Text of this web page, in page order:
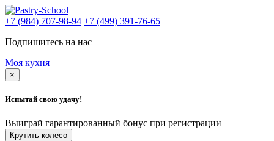
+7 (984) 707-98-94 +7 (499) 391-76-65
Подпишитесь на нас
Моя кухня
×
Испытай свою удачу!
Выиграй гарантированный бонус при регистрации
Крутить колесо